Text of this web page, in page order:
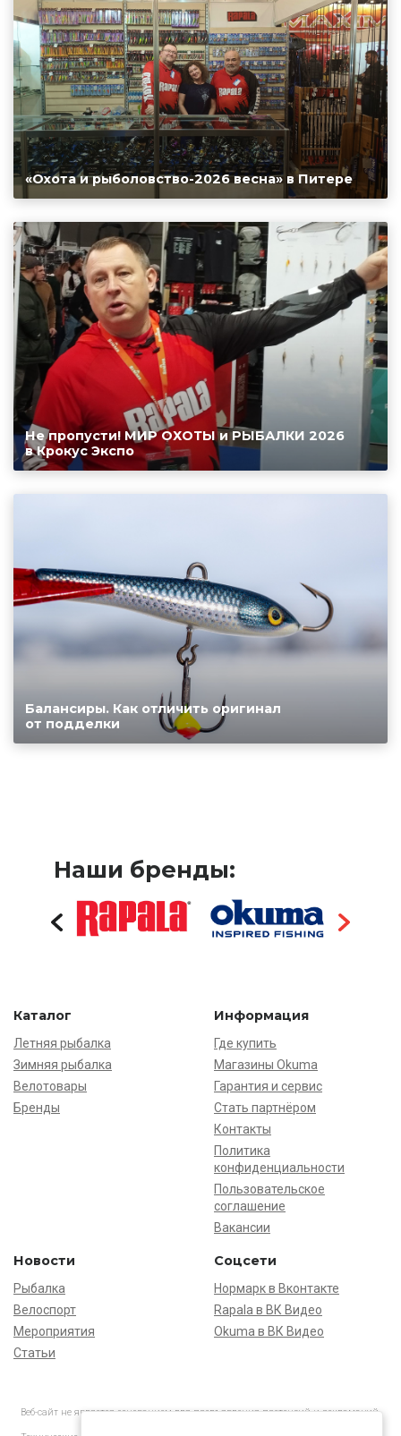
«Охота и рыболовство-2026 весна» в Питере
Не пропусти! МИР ОХОТЫ и РЫБАЛКИ 2026
в Крокус Экспо
Балансиры. Как отличить оригинал
от подделки
Наши бренды:
Каталог
Летняя рыбалка
Зимняя рыбалка
Велотовары
Бренды
Информация
Где купить
Магазины Okuma
Гарантия и сервис
Стать партнёром
Контакты
Политика
конфиденциальности
Пользовательское
соглашение
Вакансии
Новости
Рыбалка
Велоспорт
Мероприятия
Статьи
Соцсети
Нормарк в Вконтакте
Rapala в ВК Видео
Okuma в ВК Видео
Веб-сайт не является основанием для предъявления претензий и рекламаций,